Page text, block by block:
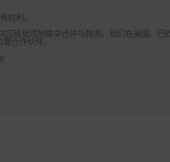
权利。
链管理到集中合并与物流，我们在美国、
合作伙伴。